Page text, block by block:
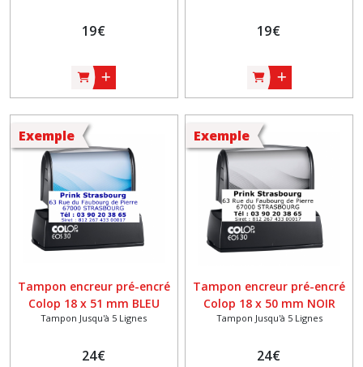
19€ 19€
Exemple
Tampon encreur pré-encré
Colop 18 x 51 mm BLEU
Tampon Jusqu'à 5 Lignes
24€
Exemple
Tampon encreur pré-encré
Colop 18 x 50 mm NOIR
Tampon Jusqu'à 5 Lignes
24€